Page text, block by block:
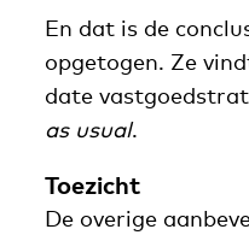
En dat is de
opgetogen. Ze
date
as usual.
Toezicht
De overige